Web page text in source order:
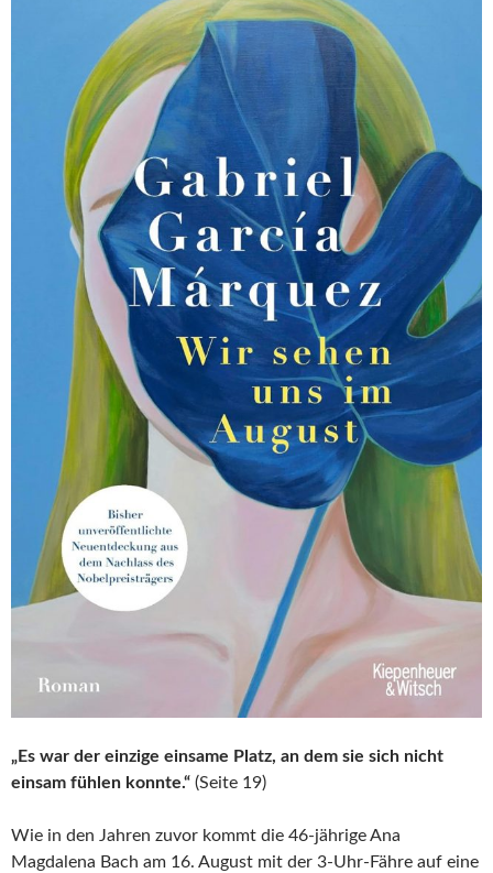
„Es war der einzige einsame Platz, an dem sie sich nicht
einsam fühlen konnte.“ (Seite 19)
Wie in den Jahren zuvor kommt die 46-jährige Ana
Magdalena Bach am 16. August mit der 3-Uhr-Fähre auf eine